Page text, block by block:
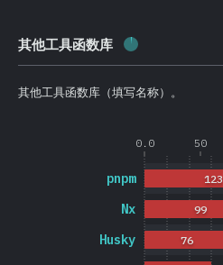
其他工具函数库 完成率:
其他工具函数库（填写名称）。
0.0 50
Husky
Nx
pnpm
76
99
123